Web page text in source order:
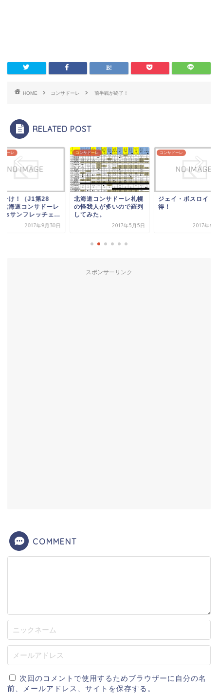
HOME コンサドーレ 前半戦が終了！
RELATED POST
ドーレ
道コンサドーレ札幌
我人が多いので羅列
みた。
2017年5月5日
コンサドーレ
ジェイ・ボスロイドを獲
得！
2017年6月27日
コンサドーレ
適当に今シーズン振
り！
2017年12
スポンサーリンク
COMMENT
次回のコメントで使用するためブラウザーに自分の名
前、メールアドレス、サイトを保存する。